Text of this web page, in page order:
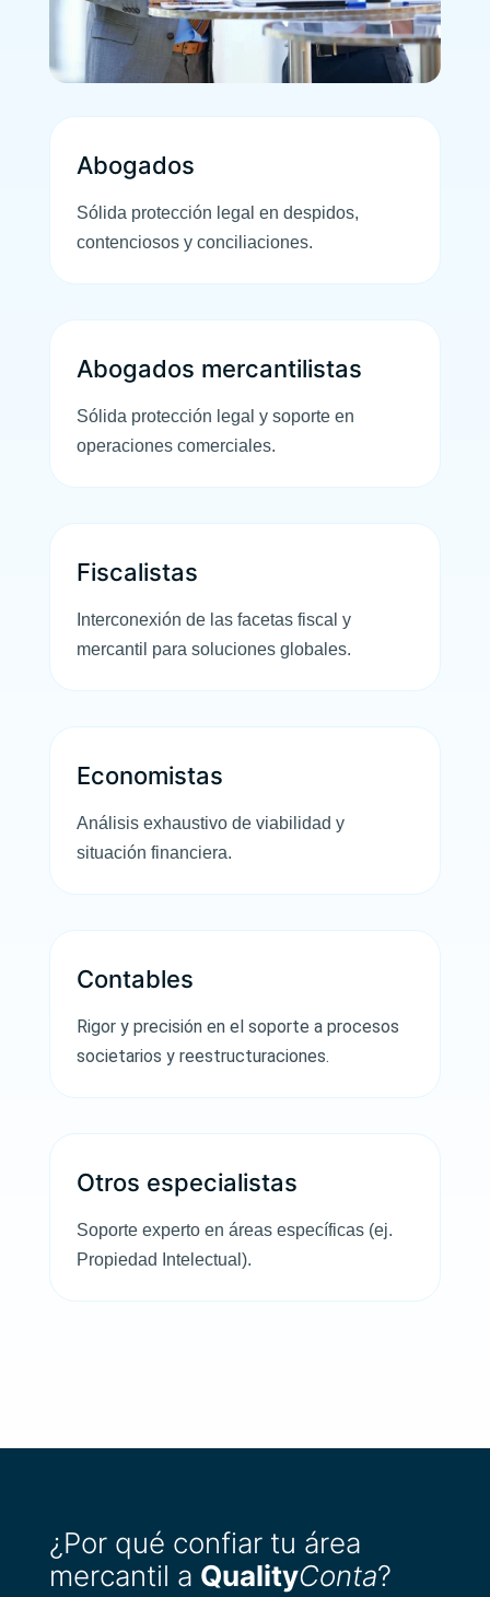
Abogados
Sólida protección legal en despidos,
contenciosos y conciliaciones.
Abogados mercantilistas
Sólida protección legal y soporte en
operaciones comerciales.
Fiscalistas
Interconexión de las facetas fiscal y
mercantil para soluciones globales.
Economistas
Análisis exhaustivo de viabilidad y
situación financiera.
Contables
Rigor y precisión en el soporte a procesos
societarios y reestructuraciones.
Otros especialistas
Soporte experto en áreas específicas (ej.
Propiedad Intelectual).
¿Por qué confiar tu área
mercantil a QualityConta?